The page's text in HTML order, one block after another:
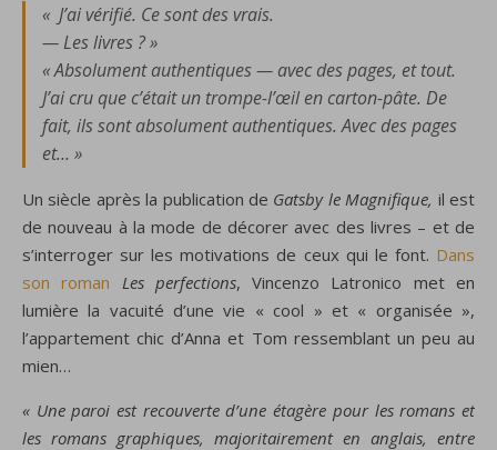
« J’ai vérifié. Ce sont des vrais.
— Les livres ? »
« Absolument authentiques — avec des pages, et tout.
J’ai cru que c’était un trompe-l’œil en carton-pâte. De
fait, ils sont absolument authentiques. Avec des pages
et… »
Un siècle après la publication de Gatsby le Magnifique, il est
de nouveau à la mode de décorer avec des livres – et de
s’interroger sur les motivations de ceux qui le font. Dans
son roman
Les perfections, Vincenzo Latronico met en
lumière la vacuité d’une vie « cool » et « organisée »,
l’appartement chic d’Anna et Tom ressemblant un peu au
mien…
« Une paroi est recouverte d’une étagère pour les romans et
les romans graphiques, majoritairement en anglais, entre